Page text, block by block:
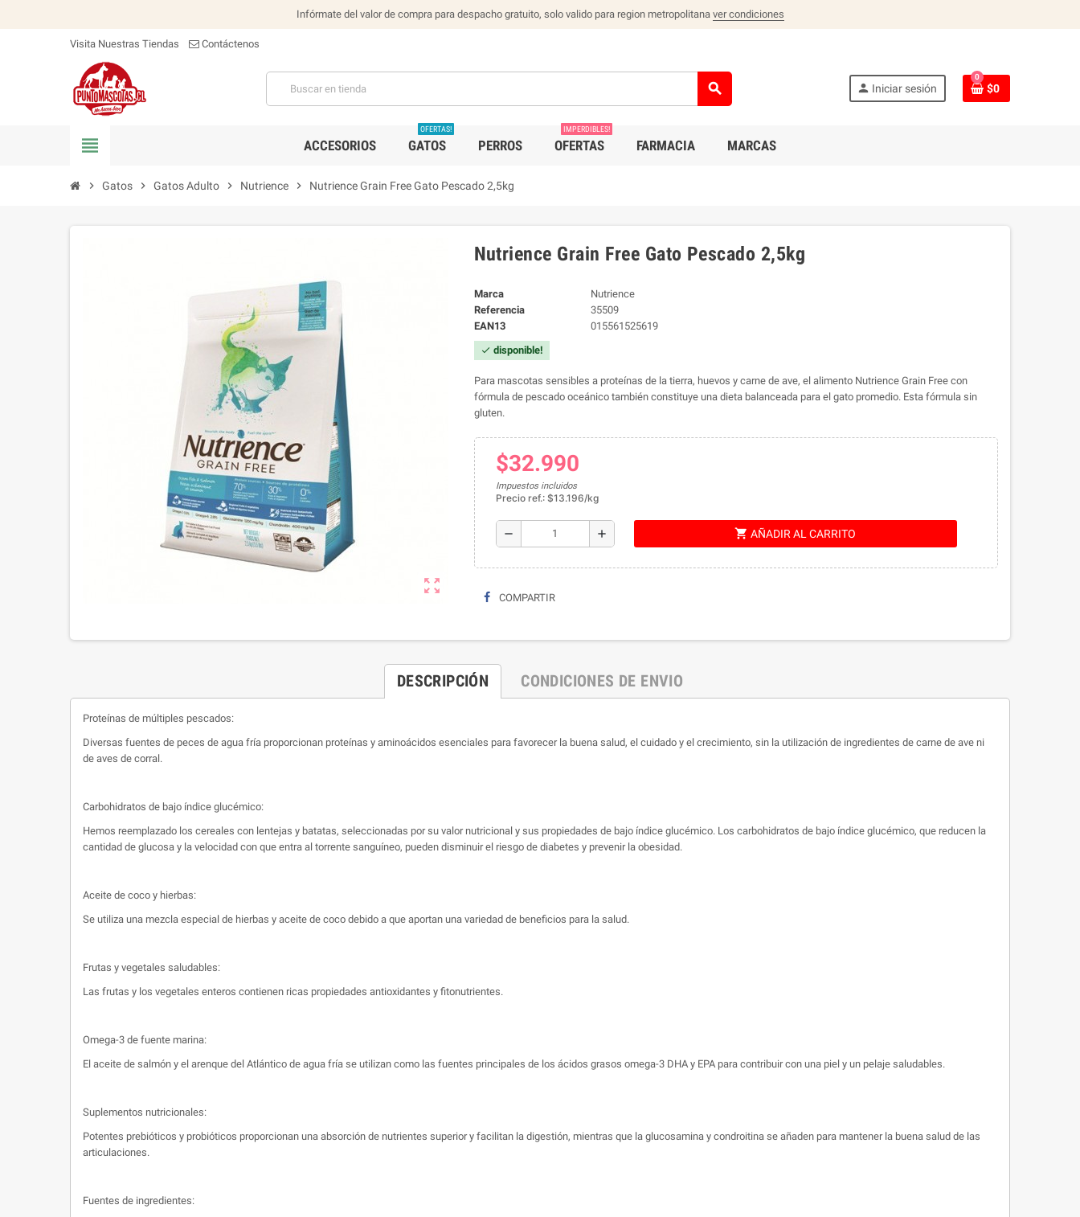
Infórmate del valor de compra para despacho gratuito, solo valido para region metropolitana ver condiciones
Visita Nuestras Tiendas Contáctenos
search person Iniciar sesión
0
$0
view_headline ACCESORIOS GATOS
OFERTAS!
PERROS OFERTAS
IMPERDIBLES!
FARMACIA MARCAS
chevron_right Gatos chevron_right Gatos Adulto chevron_right Nutrience chevron_right Nutrience Grain Free Gato Pescado 2,5kg
zoom_out_map
Nutrience Grain Free Gato Pescado 2,5kg
Marca
Nutrience
Referencia
35509
EAN13
015561525619
check disponible!
Para mascotas sensibles a proteínas de la tierra, huevos y carne de ave, el alimento Nutrience Grain Free con
fórmula de pescado oceánico también constituye una dieta balanceada para el gato promedio. Esta fórmula sin
gluten.
$32.990
Impuestos incluidos
Precio ref.: $13.196/kg
remove add shopping_cart AÑADIR AL CARRITO
COMPARTIR
DESCRIPCIÓN CONDICIONES DE ENVIO
Proteínas de múltiples pescados:
Diversas fuentes de peces de agua fría proporcionan proteínas y aminoácidos esenciales para favorecer la buena salud, el cuidado y el crecimiento, sin la utilización de ingredientes de carne de ave ni
de aves de corral.
Carbohidratos de bajo índice glucémico:
Hemos reemplazado los cereales con lentejas y batatas, seleccionadas por su valor nutricional y sus propiedades de bajo índice glucémico. Los carbohidratos de bajo índice glucémico, que reducen la
cantidad de glucosa y la velocidad con que entra al torrente sanguíneo, pueden disminuir el riesgo de diabetes y prevenir la obesidad.
Aceite de coco y hierbas:
Se utiliza una mezcla especial de hierbas y aceite de coco debido a que aportan una variedad de beneficios para la salud.
Frutas y vegetales saludables:
Las frutas y los vegetales enteros contienen ricas propiedades antioxidantes y fitonutrientes.
Omega-3 de fuente marina:
El aceite de salmón y el arenque del Atlántico de agua fría se utilizan como las fuentes principales de los ácidos grasos omega-3 DHA y EPA para contribuir con una piel y un pelaje saludables.
Suplementos nutricionales:
Potentes prebióticos y probióticos proporcionan una absorción de nutrientes superior y facilitan la digestión, mientras que la glucosamina y condroitina se añaden para mantener la buena salud de las
articulaciones.
Fuentes de ingredientes: